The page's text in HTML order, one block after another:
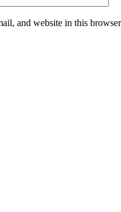
and website in this